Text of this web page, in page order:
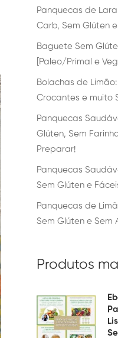
Panquecas de
Carb, Sem Glúten
Baguete Sem
[Paleo/Primal e
Bolachas de
Crocantes e muito
Panquecas
Glúten, Sem
Preparar!
Panquecas
Sem Glúten e
Panquecas de
Sem Glúten e Sem
Produtos